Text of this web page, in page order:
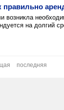
правильно
возникла
на долгий
последняя